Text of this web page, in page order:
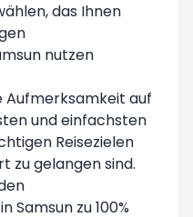
das Ihnen
nutzen
auf
und einfachsten
Reisezielen
zu gelangen sind.
Samsun zu 100%